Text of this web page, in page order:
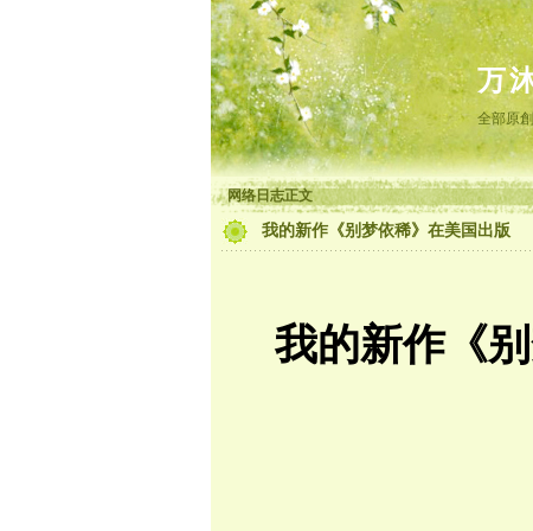
万
全部原
网络日志正文
我的新作《别梦依稀》在美国出版
我的新作《